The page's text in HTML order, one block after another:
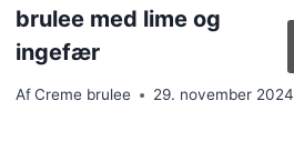
brulee med lime og
ingefær
Af Creme brulee 29. november 2024